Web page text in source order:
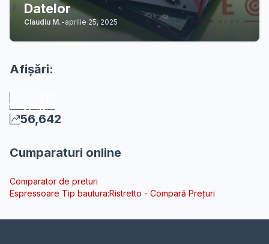
Datelor
Claudiu M.-aprilie 25, 2025
Afișări:
56,642
Cumparaturi online
Comparator de preturi
Espressoare Tip bautura:Ristretto - Compară Prețuri